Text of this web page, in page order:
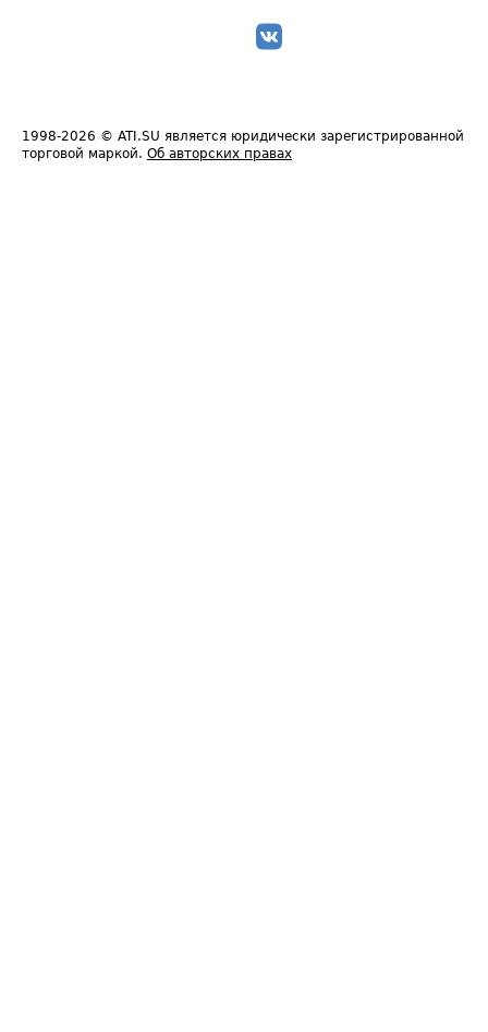
1998-2026 © ATI.SU является юридически зарегистрированной
торговой маркой. Об авторских правах